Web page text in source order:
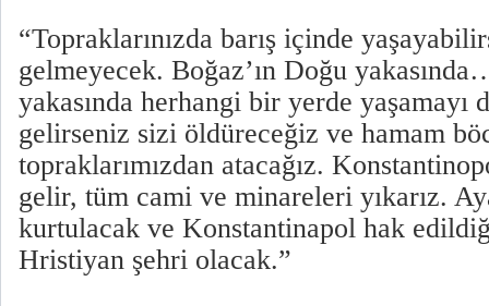
“Topraklarınızda barış içinde
gelmeyecek. Boğaz’ın Doğu
yakasında herhangi bir yerde yaşamayı
gelirseniz sizi öldüreceğiz ve hamam
topraklarımızdan atacağız.
gelir, tüm cami ve minareleri yıkarız.
kurtulacak ve Konstantinapol hak
Hristiyan şehri olacak.”